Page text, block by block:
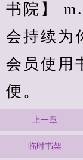
书院】
会持续为
会员使用
便。
上一章
临时书架